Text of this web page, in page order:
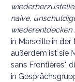
naive,
wiederentdecken
in Marseille in der
außerdem ist sie
sans Frontières",
in